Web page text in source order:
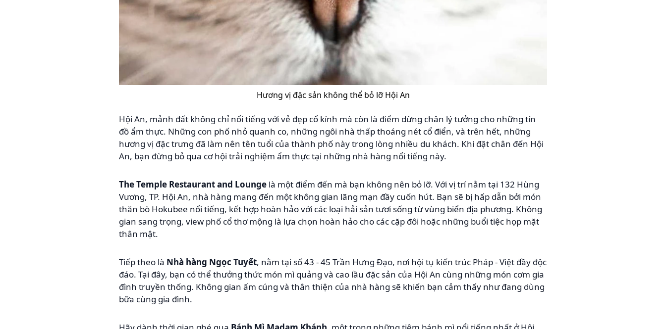
Hương vị đặc sản không thể bỏ lỡ Hội An
Hội An, mảnh đất không chỉ nổi tiếng với vẻ đẹp cổ kính mà còn là điểm dừng chân lý tưởng cho những tín
đồ ẩm thực. Những con phố nhỏ quanh co, những ngôi nhà thấp thoáng nét cổ điển, và trên hết, những
hương vị đặc trưng đã làm nên tên tuổi của thành phố này trong lòng nhiều du khách. Khi đặt chân đến Hội
An, bạn đừng bỏ qua cơ hội trải nghiệm ẩm thực tại những nhà hàng nổi tiếng này.
The Temple Restaurant and Lounge là một điểm đến mà bạn không nên bỏ lỡ. Với vị trí nằm tại 132 Hùng
Vương, TP. Hội An, nhà hàng mang đến một không gian lãng mạn đầy cuốn hút. Bạn sẽ bị hấp dẫn bởi món
thăn bò Hokubee nổi tiếng, kết hợp hoàn hảo với các loại hải sản tươi sống từ vùng biển địa phương. Không
gian sang trọng, view phố cổ thơ mộng là lựa chọn hoàn hảo cho các cặp đôi hoặc những buổi tiệc họp mặt
thân mật.
Tiếp theo là Nhà hàng Ngọc Tuyết, nằm tại số 43 - 45 Trần Hưng Đạo, nơi hội tụ kiến trúc Pháp - Việt đầy độc
đáo. Tại đây, bạn có thể thưởng thức món mì quảng và cao lầu đặc sản của Hội An cùng những món cơm gia
đình truyền thống. Không gian ấm cúng và thân thiện của nhà hàng sẽ khiến bạn cảm thấy như đang dùng
bữa cùng gia đình.